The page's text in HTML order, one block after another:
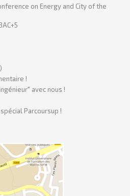
on Energy and City of the
!
avec nous !
spécial Parcoursup !